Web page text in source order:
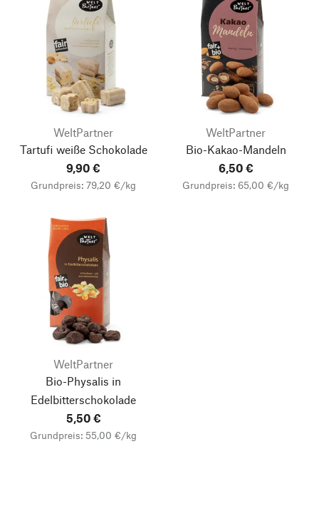
WeltPartner
Tartufi weiße Schokolade
9,90 €
Grundpreis: 79,20 €/kg
WeltPartner
Bio-Kakao-Mandeln
6,50 €
Grundpreis: 65,00 €/kg
WeltPartner
Bio-Physalis in
Edelbitterschokolade
5,50 €
Grundpreis: 55,00 €/kg